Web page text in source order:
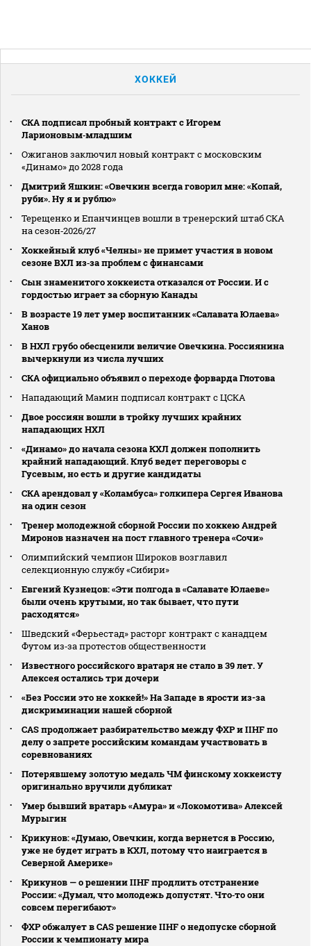
ХОККЕЙ
СКА подписал пробный контракт с Игорем
Ларионовым‑младшим
Ожиганов заключил новый контракт с московским
«Динамо» до 2028 года
Дмитрий Яшкин: «Овечкин всегда говорил мне: «Копай,
руби». Ну я и рублю»
Терещенко и Епанчинцев вошли в тренерский штаб СКА
на сезон‑2026/27
Хоккейный клуб «Челны» не примет участия в новом
сезоне ВХЛ из‑за проблем с финансами
Сын знаменитого хоккеиста отказался от России. И с
гордостью играет за сборную Канады
В возрасте 19 лет умер воспитанник «Салавата Юлаева»
Ханов
В НХЛ грубо обесценили величие Овечкина. Россиянина
вычеркнули из числа лучших
СКА официально объявил о переходе форварда Глотова
Нападающий Мамин подписал контракт с ЦСКА
Двое россиян вошли в тройку лучших крайних
нападающих НХЛ
«Динамо» до начала сезона КХЛ должен пополнить
крайний нападающий. Клуб ведет переговоры с
Гусевым, но есть и другие кандидаты
СКА арендовал у «Коламбуса» голкипера Сергея Иванова
на один сезон
Тренер молодежной сборной России по хоккею Андрей
Миронов назначен на пост главного тренера «Сочи»
Олимпийский чемпион Широков возглавил
селекционную службу «Сибири»
Евгений Кузнецов: «Эти полгода в «Салавате Юлаеве»
были очень крутыми, но так бывает, что пути
расходятся»
Шведский «Ферьестад» расторг контракт с канадцем
Футом из‑за протестов общественности
Известного российского вратаря не стало в 39 лет. У
Алексея остались три дочери
«Без России это не хоккей!» На Западе в ярости из-за
дискриминации нашей сборной
CAS продолжает разбирательство между ФХР и IIHF по
делу о запрете российским командам участвовать в
соревнованиях
Потерявшему золотую медаль ЧМ финскому хоккеисту
оригинально вручили дубликат
Умер бывший вратарь «Амура» и «Локомотива» Алексей
Мурыгин
Крикунов: «Думаю, Овечкин, когда вернется в Россию,
уже не будет играть в КХЛ, потому что наиграется в
Северной Америке»
Крикунов — о решении IIHF продлить отстранение
России: «Думал, что молодежь допустят. Что‑то они
совсем перегибают»
ФХР обжалует в CAS решение IIHF о недопуске сборной
России к чемпионату мира